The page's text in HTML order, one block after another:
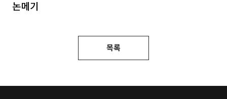
논메기
목록